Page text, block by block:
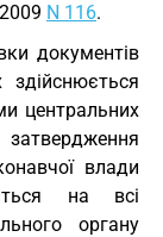
N 116.
документів
здійснюється
центральних
влади
на всі
органу